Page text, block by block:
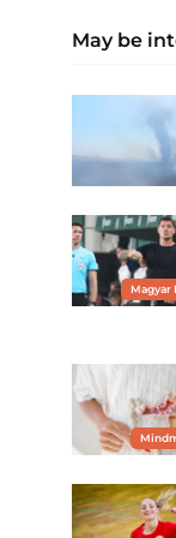
May be
Magyar